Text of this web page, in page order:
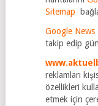
Sitemap
Google News
takip edip
reklamları
özellikleri
etmek için